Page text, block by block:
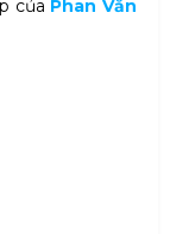
của Phan Văn